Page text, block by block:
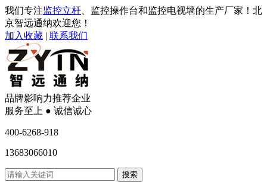
我们专注监控立杆 、监控操作台和监控电视墙的生产厂家！北
京智远通纳欢迎您！
加入收藏 | 联系我们
品牌影响力推荐企业
服务至上 ● 诚信诚心
400-6268-918
13683066010